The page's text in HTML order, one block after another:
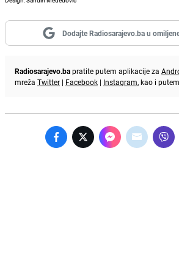
Dodajte Radiosarajevo.ba u
Radiosarajevo.bapratite putem aplikacije za
mreža Twitter | Facebook | Instagram, kao i